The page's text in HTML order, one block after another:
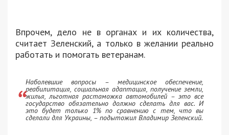
Впрочем, дело не в органах и их количества,
считает Зеленский, а только в желании реально
работать и помогать ветеранам.
Наболевшие вопросы – медицинское обеспечение,
реабилитация, социальная адаптация, получение земли,
жилья, льготная растаможка автомобилей – это все
государство обязательно должно сделать для вас. И
это будет только 1% по сравнению с тем, что вы
сделали для Украины, – подытожил Владимир Зеленский.